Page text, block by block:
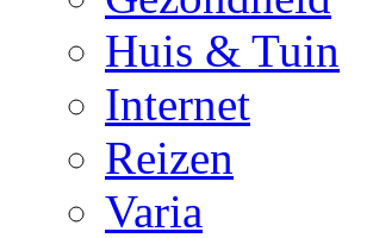
Huis & Tuin
Internet
Reizen
Varia